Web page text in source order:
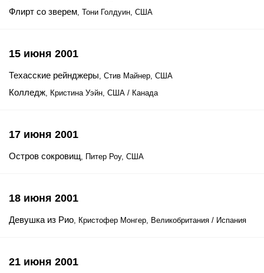
Флирт со зверем, Тони Голдуин, США
15 июня 2001
Техасские рейнджеры, Стив Майнер, США
Колледж, Кристина Уэйн, США / Канада
17 июня 2001
Остров сокровищ, Питер Роу, США
18 июня 2001
Девушка из Рио, Кристофер Монгер, Великобритания / Испания
21 июня 2001